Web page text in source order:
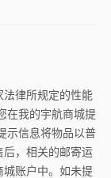
法律所规定的性能
在我的宇航商城提
示信息将物品以普
，相关的邮寄运
账户中。如未提